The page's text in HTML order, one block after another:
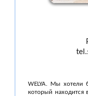
WELYA. Мы хотели
который находится